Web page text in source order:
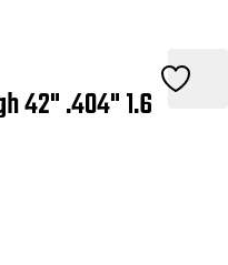
1.6 LM 124 L
42" .404" 1.6